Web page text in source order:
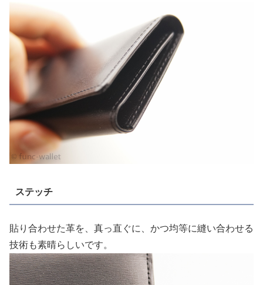
ステッチ
貼り合わせた革を、真っ直ぐに、かつ均等に縫い合わせる
技術も素晴らしいです。